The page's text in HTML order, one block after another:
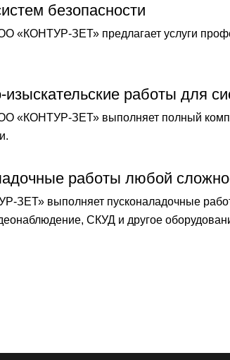
безопасности
«КОНТУР-ЗЕТ» предлагает услуги
изыскательские работы для
«КОНТУР-ЗЕТ» выполняет полный
работы любой
ЗЕТ» выполняет пусконаладочные
СКУД и другое